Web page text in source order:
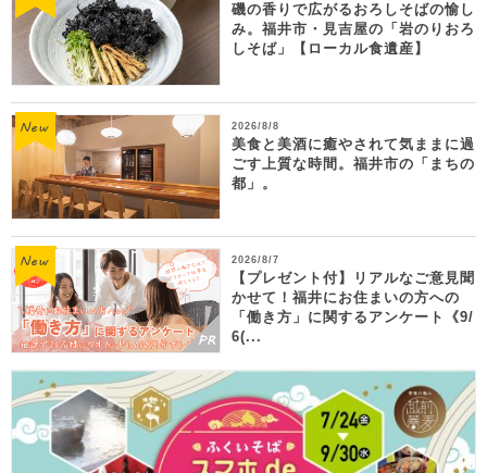
磯の香りで広がるおろしそばの愉し
み。福井市・見吉屋の「岩のりおろ
しそば」【ローカル食遺産】
2026/8/8
美食と美酒に癒やされて気ままに過
ごす上質な時間。福井市の「まちの
都」。
2026/8/7
【プレゼント付】リアルなご意見聞
かせて！福井にお住まいの方への
「働き方」に関するアンケート《9/
6(...